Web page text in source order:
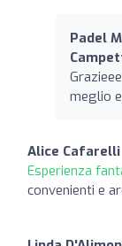
Padel
meglio
Alice Cafarelli
Esperienza
convenienti e